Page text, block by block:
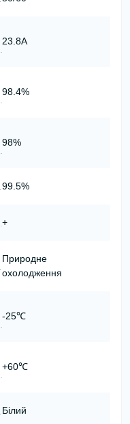
23.8A
98.4%
98%
99.5%
+
Природне
охолодження
-25℃
+60℃
Білий